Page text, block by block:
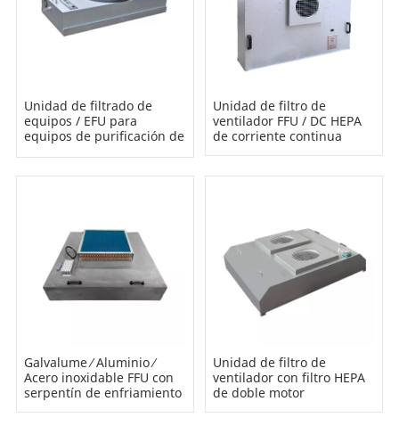
Unidad de filtrado de
equipos / EFU para
equipos de purificación de
Unidad de filtro de
ventilador FFU / DC HEPA
de corriente continua
Galvalume ⁄ Aluminio ⁄
Acero inoxidable FFU con
serpentín de enfriamiento
Unidad de filtro de
ventilador con filtro HEPA
de doble motor